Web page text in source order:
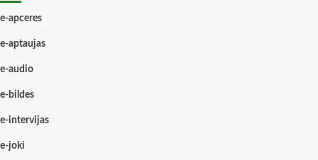
e-apceres
e-aptaujas
e-audio
e-bildes
e-intervijas
e-joki